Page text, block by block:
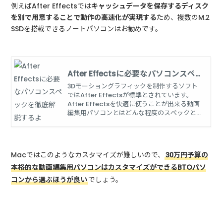
例えばAfter Effectsではキャッシュデータを保存するディスク
を別で用意することで動作の高速化が実現するため、複数のM.2
SSDを搭載できるノートパソコンはお勧めです。
After Effectsに必要なパソコンスペ
ックを徹底解説するよ
3Dモーショングラフィックを制作するソフト
ではAfter Effectsが標準とされています。
After Effectsを快適に使うことが出来る動画
編集用パソコンとはどんな程度のスペックとな
Macではこのようなカスタマイズが難しいので、30万円予算の
本格的な動画編集用パソコンはカスタマイズができるBTOパソ
コンから選ぶほうが良いでしょう。